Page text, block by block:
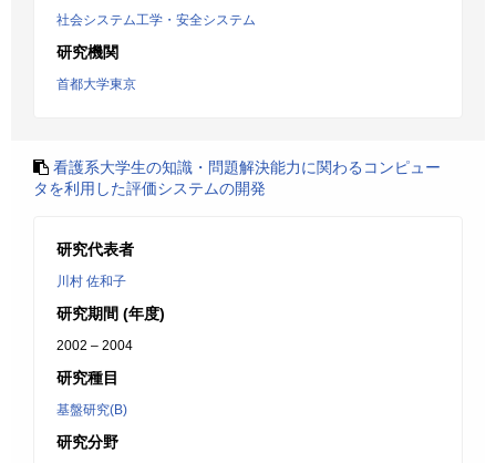
社会システム工学・安全システム
研究機関
首都大学東京
看護系大学生の知識・問題解決能力に関わるコンピュー
タを利用した評価システムの開発
研究代表者
川村 佐和子
研究期間 (年度)
2002 – 2004
研究種目
基盤研究(B)
研究分野